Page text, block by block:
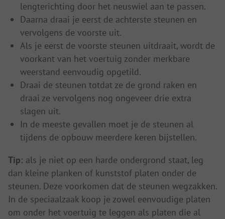
lengterichting door het neuswiel aan te passen.
Daarna draai je eerst de achterste steunen en
vervolgens de voorste uit.
Als je eerst de voorste steunen uitdraait, wordt de
voorkant van het voertuig zonder merkbare
weerstand eenvoudig opgetild.
Draai de steunen totdat ze de grond raken en
draai ze vervolgens nog ongeveer drie extra
slagen uit.
In de meeste gevallen moet je de steunen al
tijdens de opbouw meerdere keren bijstellen.
Tip: als je niet op een harde ondergrond staat, leg
dan kleine planken of kunststof platen onder de
steunen. Deze voorkomen dat de steunen wegzakken.
In de speciaalzaak koop je zowel eenvoudige platen
om onder het voertuig te leggen als platen die al